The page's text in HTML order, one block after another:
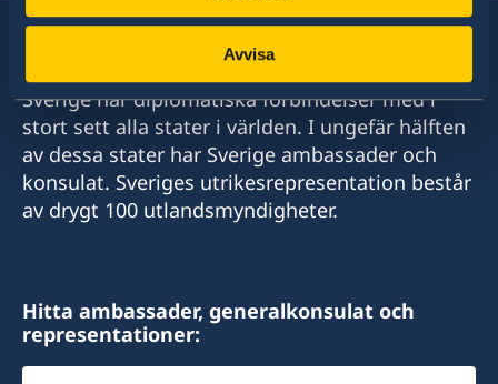
Avvisa
Sverige har diplomatiska förbindelser med i
stort sett alla stater i världen. I ungefär hälften
av dessa stater har Sverige ambassader och
konsulat. Sveriges utrikesrepresentation består
av drygt 100 utlandsmyndigheter.
Hitta ambassader, generalkonsulat och
representationer: